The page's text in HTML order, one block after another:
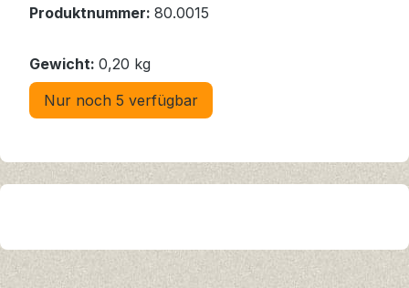
Produktnummer: 80.0015
Gewicht: 0,20 kg
Nur noch 5 verfügbar